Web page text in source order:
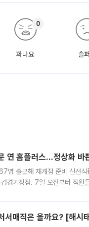
화나요
0
슬
연 홈플러스…정상화 바
명 출근해 재개점 준비 신선
경기장점. 7일 오전부터 직원
서매직은 올까요? [해시